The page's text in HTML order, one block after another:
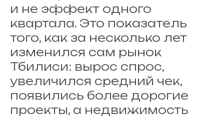
и не эффект одного
квартала. Это показатель
того, как за несколько лет
изменился сам рынок
Тбилиси: вырос спрос,
увеличился средний чек,
появились более дорогие
проекты, а недвижимость